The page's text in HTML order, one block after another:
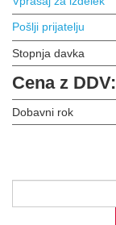
Pošlji prijatelju
Stopnja davka
Cena z DDV:
Dobavni rok